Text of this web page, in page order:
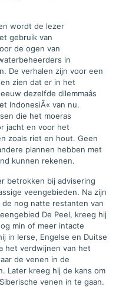
wordt de lezer
gebruik van
de ogen van
in
De verhalen zijn voor een
zien dat er in het
dezelfde dilemmaâs
IndonesiÃ« van nu.
die het moeras
jacht en voor het
zoals riet en hout. Geen
plannen hebben met
kunnen rekenen.
betrokken bij advisering
veengebieden. Na zijn
nog natte restanten van
De Peel, kreeg hij
min of meer intacte
in Ierse, Engelse en Duitse
het verdwijnen van het
de venen in de
Later kreeg hij de kans om
venen in te gaan.